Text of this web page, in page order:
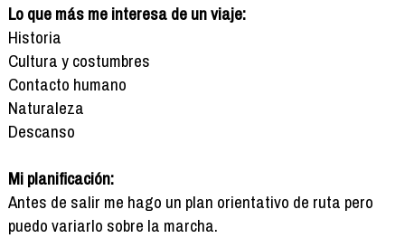
Lo que más me interesa de un viaje:
Historia
Cultura y costumbres
Contacto humano
Naturaleza
Descanso
Mi planificación:
Antes de salir me hago un plan orientativo de ruta pero
puedo variarlo sobre la marcha.